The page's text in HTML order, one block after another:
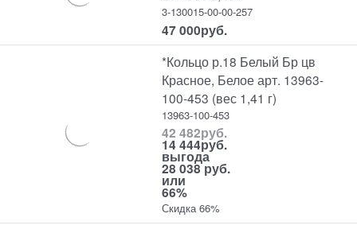
3-130015-00-00-257
47 000руб.
*Кольцо р.18 Белый Бр цв
Красное, Белое арт. 13963-
100-453 (вес 1,41 г)
13963-100-453
42 482руб.
14 444руб.
выгода
28 038 руб.
или
66%
Скидка 66%